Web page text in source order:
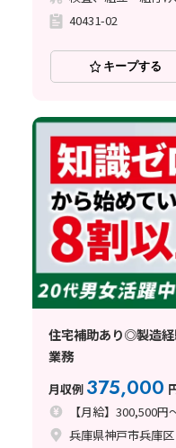
40431-02
キープする
住宅補助あり◎製造
業務
月収例 375,000
【月給】300,500円
兵庫県神戸市兵庫区